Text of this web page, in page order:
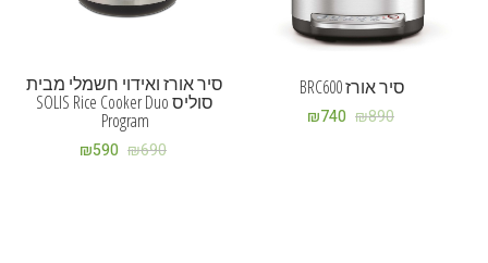
סיר אורז ואידוי חשמלי מבית
סוליס SOLIS Rice Cooker Duo
Program
₪690
₪590
סיר אורז BRC600
₪890
₪740